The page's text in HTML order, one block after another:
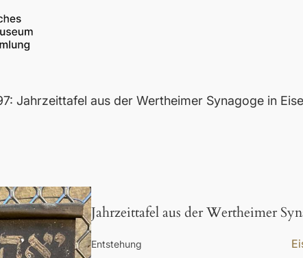
Jahrzeittafel aus der Wertheimer Synagoge in
Jahrzeittafel aus der Wertheimer
Entstehung